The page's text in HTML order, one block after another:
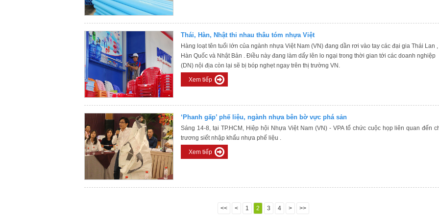
Thái, Hàn, Nhật thi nhau thâu tóm nhựa Việt
Hàng loạt tên tuổi lớn của ngành nhựa Việt Nam (VN) đang dần rơi vào tay các đại gia Thái Lan ,
Hàn Quốc và Nhật Bản . Điều này đang làm dấy lên lo ngại trong thời gian tới các doanh nghiệp
(DN) nội địa còn lại sẽ bị bóp nghẹt ngay trên thị trường VN.
Xem tiếp
‘Phanh gấp’ phế liệu, ngành nhựa bên bờ vực phá sản
Sáng 14-8, tại TP.HCM, Hiệp hội Nhựa Việt Nam (VN) - VPA tổ chức cuộc họp liên quan đến
trương siết nhập khẩu nhựa phế liệu .
Xem tiếp
<< < 1 2 3 4 > >>
Một số hình ảnh hoạt động của Công ty
Lễ ký kết hợp đồng cung cấp dây
chuyền dệt bao PP ở Ninh bình.
Công ty Sơn Hải nghiệm thu máy tại
Sơn Đông - Trung Quốc.
THÔNG BÁO NGHỈ LỄ 30/4 - 1/5
THÔNG BÁO LỊCH NGHỈ TẾT NGUYÊN
2024
Công ty TNHH Đức Dung trân trọng thông